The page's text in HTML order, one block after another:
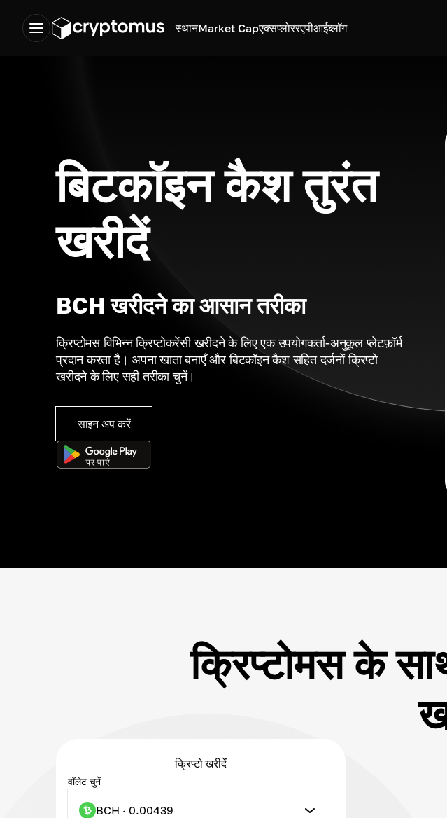
स्थानMarket Capएक्सप्लोररएपीआईब्लॉग
बिटकॉइन कैश तुरंत
खरीदें
BCH खरीदने का आसान तरीका
क्रिप्टोमस विभिन्न क्रिप्टोकरेंसी खरीदने के लिए एक उपयोगकर्ता-अनुकूल प्लेटफ़ॉर्म
प्रदान करता है। अपना खाता बनाएँ और बिटकॉइन कैश सहित दर्जनों क्रिप्टो
खरीदने के लिए सही तरीका चुनें।
साइन अप करें
क्रिप्टोमस के
क्रिप्टो खरीदें
वॉलेट चुनें
BCH · 0.00439